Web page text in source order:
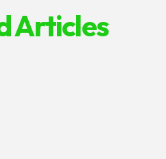
Articles